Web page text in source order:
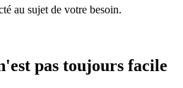
au sujet de votre besoin.
pas toujours facile